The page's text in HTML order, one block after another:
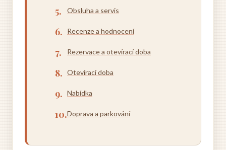
Obsluha a servis
Recenze a hodnocení
Rezervace a otevírací doba
Otevírací doba
Nabídka
Doprava a parkování